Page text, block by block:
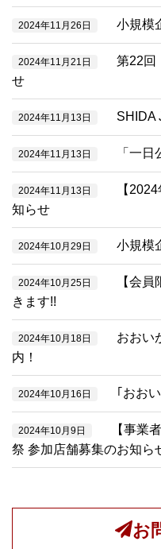
2024年11月26日 小規模
2024年11月21日
第22回
せ
2024年11月13日 SHIDA
2024年11月13日 「一日
2024年11月13日
【
知らせ
2024年10月29日 小規模
2024年10月25日
【会員
きます!!
2024年10月18日
おおい
内！
2024年10月16日 ｢おお
2024年10月9日
【事業
祭 参加店舗募集のお知ら
お